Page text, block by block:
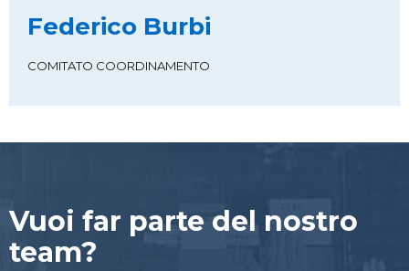
Federico Burbi
COMITATO COORDINAMENTO
Vuoi far parte del nostro
team?